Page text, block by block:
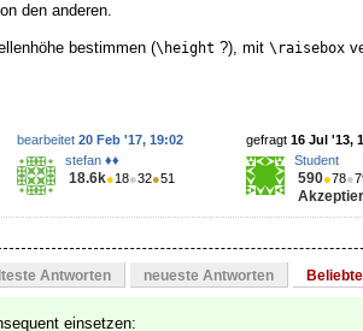
den anderen.
bestimmen (\height ?), mit \raisebox
gefragt 16 Jul '13,
Student
590●78●
bearbeitet 20 Feb '17, 19:02
stefan ♦♦
18.6k●18●32●51
Antworten neueste Antworten
einsetzen: